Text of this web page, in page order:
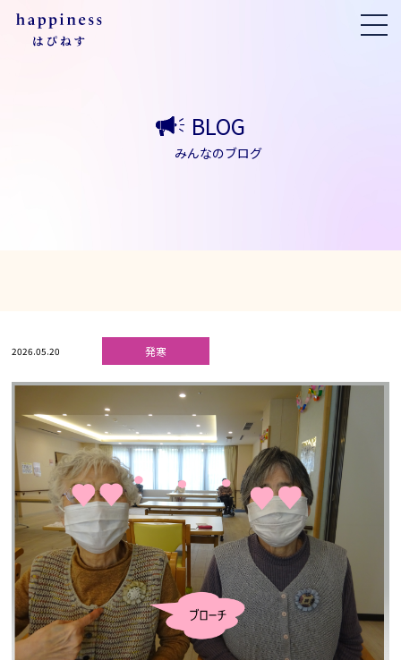
BLOG
みんなのブログ
2026.05.20 発寒